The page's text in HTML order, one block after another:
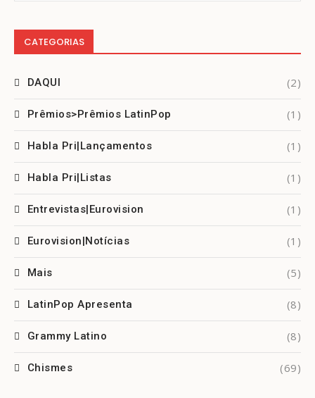
CATEGORIAS
DAQUI (2)
Prêmios>Prêmios LatinPop (1)
Habla Pri|Lançamentos (1)
Habla Pri|Listas (1)
Entrevistas|Eurovision (1)
Eurovision|Notícias (1)
Mais (5)
LatinPop Apresenta (8)
Grammy Latino (8)
Chismes (69)